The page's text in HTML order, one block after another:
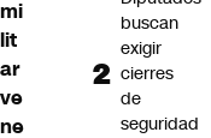
mi
lit
ar
ve
ne
buscan
exigir
cierres
de
seguridad